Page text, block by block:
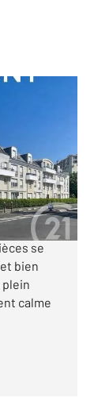
et de la
se
bien
calme